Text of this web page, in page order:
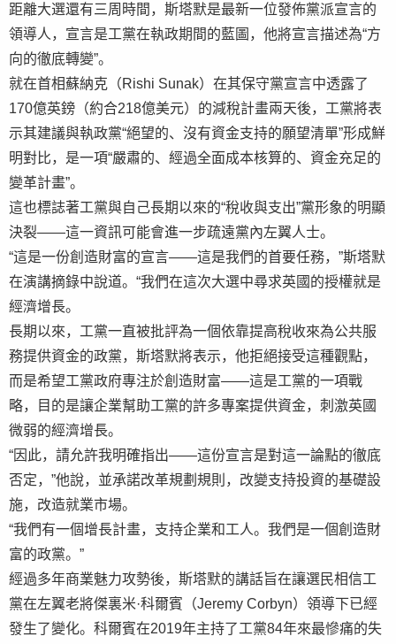
距離大選還有三周時間，斯塔默是最新一位發佈黨派宣言的
領導人，宣言是工黨在執政期間的藍圖，他將宣言描述為“方
向的徹底轉變”。
就在首相蘇納克（Rishi Sunak）在其保守黨宣言中透露了
170億英鎊（約合218億美元）的減稅計畫兩天後，工黨將表
示其建議與執政黨“絕望的、沒有資金支持的願望清單”形成鮮
明對比，是一項“嚴肅的、經過全面成本核算的、資金充足的
變革計畫”。
這也標誌著工黨與自己長期以來的“稅收與支出”黨形象的明顯
決裂——這一資訊可能會進一步疏遠黨內左翼人士。
“這是一份創造財富的宣言——這是我們的首要任務，”斯塔默
在演講摘錄中說道。“我們在這次大選中尋求英國的授權就是
經濟增長。
長期以來，工黨一直被批評為一個依靠提高稅收來為公共服
務提供資金的政黨，斯塔默將表示，他拒絕接受這種觀點，
而是希望工黨政府專注於創造財富——這是工黨的一項戰
略，目的是讓企業幫助工黨的許多專案提供資金，刺激英國
微弱的經濟增長。
“因此，請允許我明確指出——這份宣言是對這一論點的徹底
否定，”他說，並承諾改革規劃規則，改變支持投資的基礎設
施，改造就業市場。
“我們有一個增長計畫，支持企業和工人。我們是一個創造財
富的政黨。”
經過多年商業魅力攻勢後，斯塔默的講話旨在讓選民相信工
黨在左翼老將傑裏米·科爾賓（Jeremy Corbyn）領導下已經
發生了變化。科爾賓在2019年主持了工黨84年來最慘痛的失